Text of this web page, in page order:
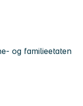
og familieetaten